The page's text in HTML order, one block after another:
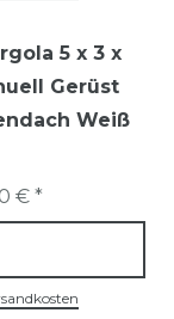
5 x 3 x
Gerüst
Weiß
€ *